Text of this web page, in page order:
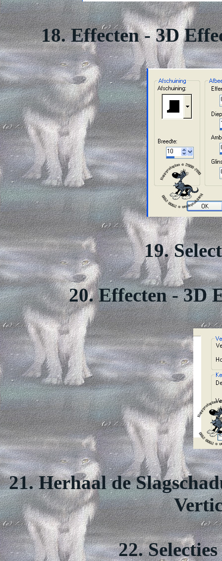
18. Effecten - 3D
19.
20. Effecten - 3D
21. Herhaal de
22.